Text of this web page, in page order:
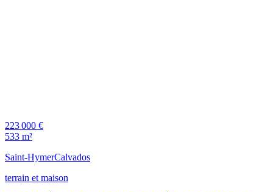
223 000 €
533 m²
Saint-HymerCalvados
terrain et maison